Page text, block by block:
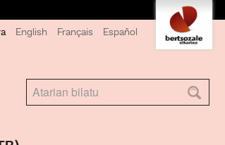
Tresna
pertsonalak
English Français Español
Bilatu atarian